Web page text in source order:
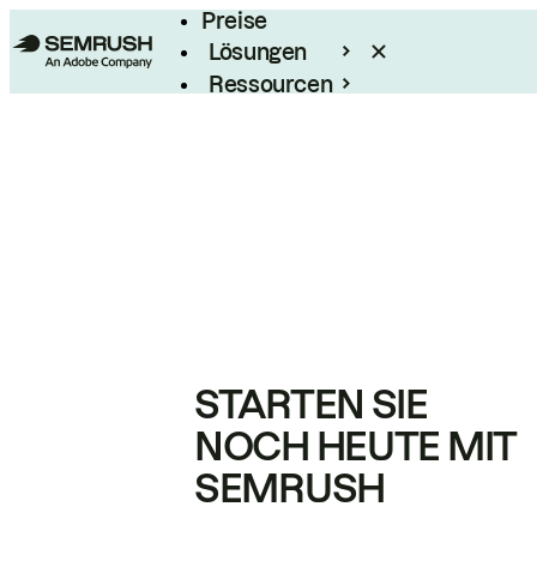
Preise
Lösungen
Ressourcen
STARTEN SIE
NOCH HEUTE MIT
SEMRUSH